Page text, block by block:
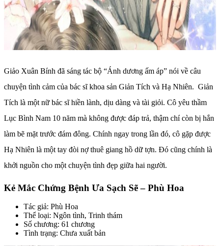
Giảo Xuân Bính đã sáng tác bộ “Ánh dương ấm áp” nói về câu
chuyện tình cảm của bác sĩ khoa sản Giản Tích và Hạ Nhiên. Giản
Tích là một nữ bác sĩ hiền lành, dịu dàng và tài giỏi. Cô yêu thầm
Lục Bình Nam 10 năm mà không được đáp trả, thậm chí còn bị hắn
làm bẽ mặt trước đám đông. Chính ngay trong lần đó, cô gặp được
Hạ Nhiên là một tay đòi nợ thuê giang hồ dữ tợn. Đó cũng chính là
khởi nguồn cho một chuyện tình đẹp giữa hai người.
Kẻ Mắc Chứng Bệnh Ưa Sạch Sẽ – Phù Hoa
Tác giả: Phù Hoa
Thể loại: Ngôn tình, Trinh thám
Số chương: 61 chương
Tình trạng: Chưa xuất bản